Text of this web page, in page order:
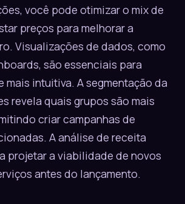
você pode otimizar o mix de
preços para melhorar a
Visualizações de dados, como
são essenciais para
mais intuitiva. A segmentação da
revela quais grupos são mais
criar campanhas de
A análise de receita
projetar a viabilidade de novos
antes do lançamento.